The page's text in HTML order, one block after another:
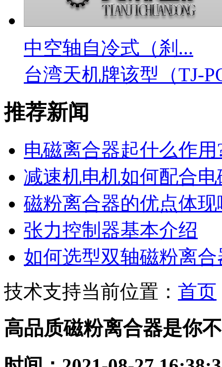
中空轴自冷式（刹...
台湾天机牌该型（TJ-
推荐新闻
电磁离合器起什么作用
减速机电机如何配合
磁粉离合器的优点体
张力控制器基本介绍
如何选型双轴磁粉离
技术支持当前位置： 首页
高品质磁粉离合器是你